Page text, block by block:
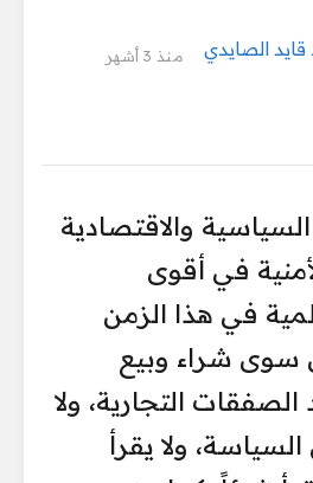
الصايدي منذ 3 أشهر
والاقتصادية
في أقوى
في هذا الزمن
سوى شراء وبيع
التجارية، ولا
ولا يقرأ